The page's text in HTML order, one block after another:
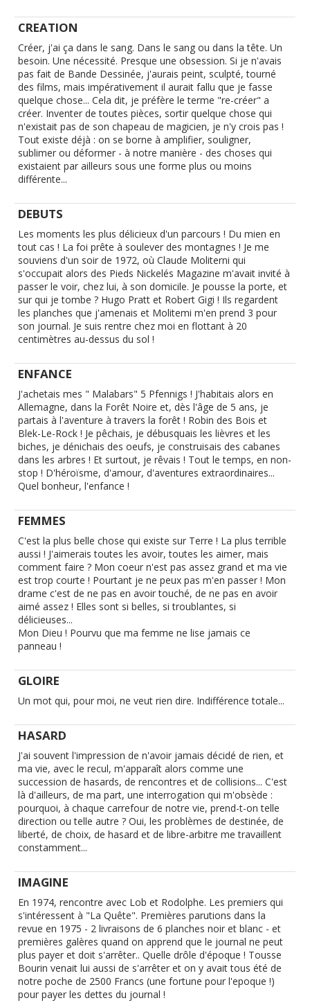
CREATION
Créer, j'ai ça dans le sang. Dans le sang ou dans la tête. Un
besoin. Une nécessité. Presque une obsession. Si je n'avais
pas fait de Bande Dessinée, j'aurais peint, sculpté, tourné
des films, mais impérativement il aurait fallu que je fasse
quelque chose... Cela dit, je préfère le terme "re-créer" a
créer. Inventer de toutes pièces, sortir quelque chose qui
n'existait pas de son chapeau de magicien, je n'y crois pas !
Tout existe déjà : on se borne à amplifier, souligner,
sublimer ou déformer - à notre manière - des choses qui
existaient par ailleurs sous une forme plus ou moins
différente...
DEBUTS
Les moments les plus délicieux d'un parcours ! Du mien en
tout cas ! La foi prête à soulever des montagnes ! Je me
souviens d'un soir de 1972, où Claude Moliterni qui
s'occupait alors des Pieds Nickelés Magazine m'avait invité à
passer le voir, chez lui, à son domicile. Je pousse la porte, et
sur qui je tombe ? Hugo Pratt et Robert Gigi ! Ils regardent
les planches que j'amenais et Molitemi m'en prend 3 pour
son journal. Je suis rentre chez moi en flottant à 20
centimètres au-dessus du sol !
ENFANCE
J'achetais mes " Malabars" 5 Pfennigs ! J'habitais alors en
Allemagne, dans la Forêt Noire et, dès l'âge de 5 ans, je
partais à l'aventure à travers la forêt ! Robin des Bois et
Blek-Le-Rock ! Je pêchais, je débusquais les lièvres et les
biches, je dénichais des oeufs, je construisais des cabanes
dans les arbres ! Et surtout, je rêvais ! Tout le temps, en non-
stop ! D'héroïsme, d'amour, d'aventures extraordinaires...
Quel bonheur, l'enfance !
FEMMES
C'est la plus belle chose qui existe sur Terre ! La plus terrible
aussi ! J'aimerais toutes les avoir, toutes les aimer, mais
comment faire ? Mon coeur n'est pas assez grand et ma vie
est trop courte ! Pourtant je ne peux pas m'en passer ! Mon
drame c'est de ne pas en avoir touché, de ne pas en avoir
aimé assez ! Elles sont si belles, si troublantes, si
délicieuses...
Mon Dieu ! Pourvu que ma femme ne lise jamais ce
panneau !
GLOIRE
Un mot qui, pour moi, ne veut rien dire. Indifférence totale...
HASARD
J'ai souvent l'impression de n'avoir jamais décidé de rien, et
ma vie, avec le recul, m'apparaît alors comme une
succession de hasards, de rencontres et de collisions... C'est
là d'ailleurs, de ma part, une interrogation qui m'obsède :
pourquoi, à chaque carrefour de notre vie, prend-t-on telle
direction ou telle autre ? Oui, les problèmes de destinée, de
liberté, de choix, de hasard et de libre-arbitre me travaillent
constamment...
IMAGINE
En 1974, rencontre avec Lob et Rodolphe. Les premiers qui
s'intéressent à "La Quête". Premières parutions dans la
revue en 1975 - 2 livraisons de 6 planches noir et blanc - et
premières galères quand on apprend que le journal ne peut
plus payer et doit s'arrêter.. Quelle drôle d'époque ! Tousse
Bourin venait lui aussi de s'arrêter et on y avait tous été de
notre poche de 2500 Francs (une fortune pour l'epoque !)
pour payer les dettes du journal !